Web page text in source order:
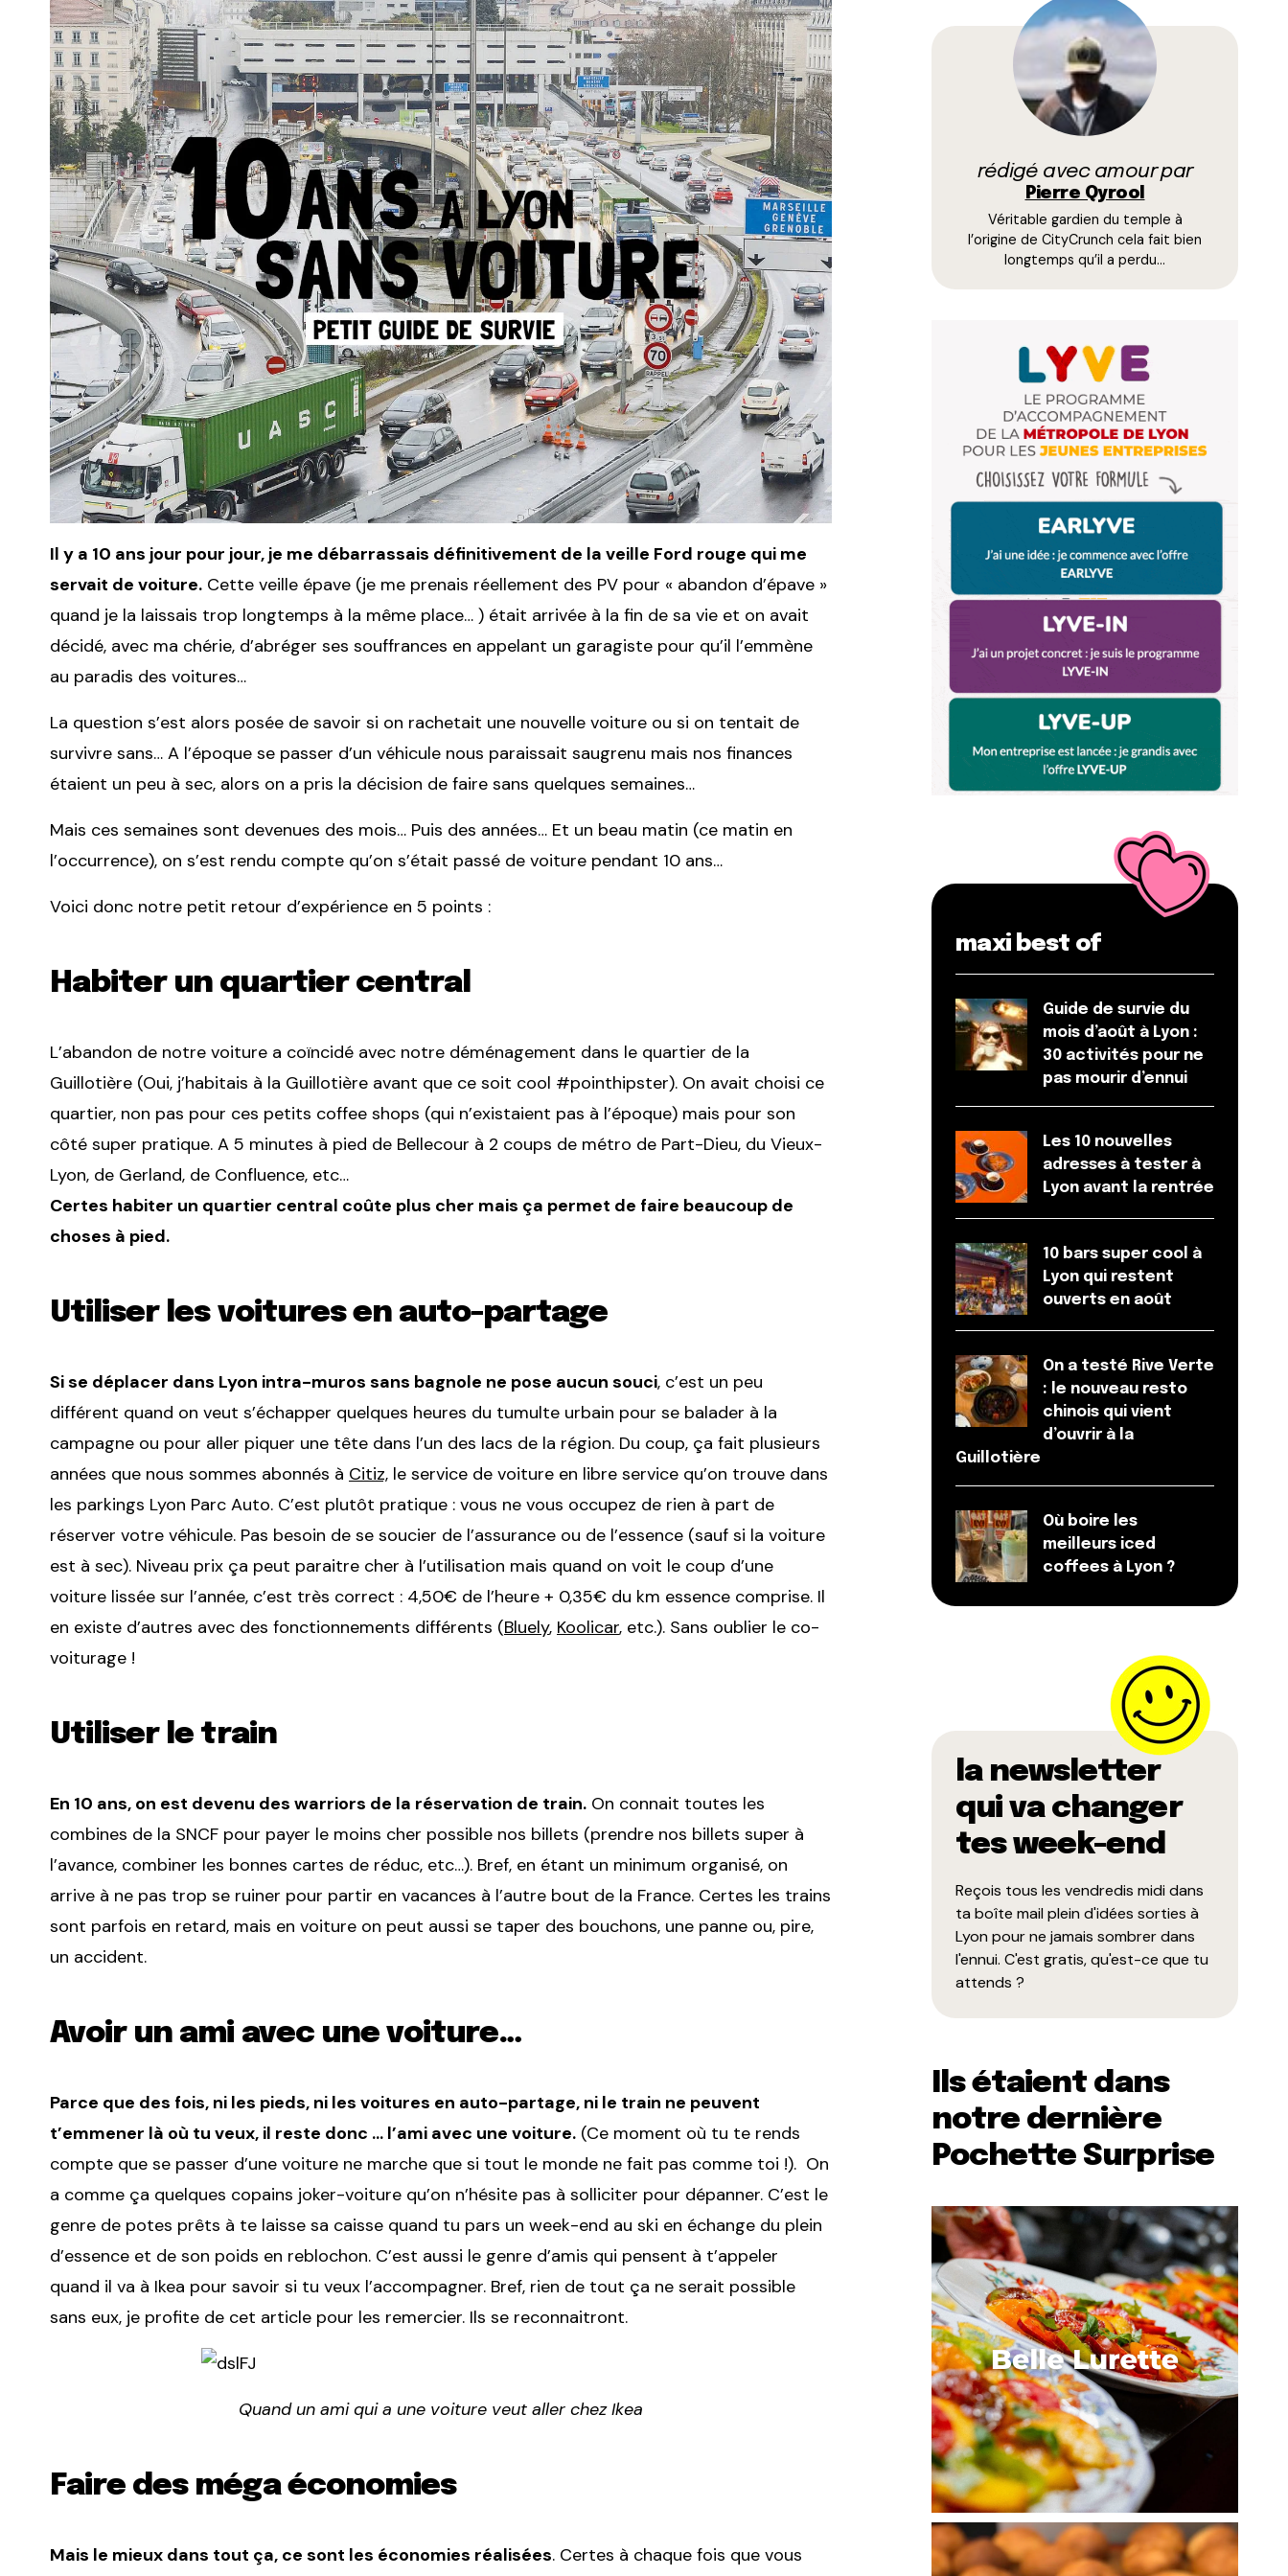
Il y a 10 ans jour pour jour, je me débarrassais définitivement de la veille Ford rouge qui me
servait de voiture. Cette veille épave (je me prenais réellement des PV pour « abandon d’épave »
quand je la laissais trop longtemps à la même place… ) était arrivée à la fin de sa vie et on avait
décidé, avec ma chérie, d’abréger ses souffrances en appelant un garagiste pour qu’il l’emmène
au paradis des voitures…
La question s’est alors posée de savoir si on rachetait une nouvelle voiture ou si on tentait de
survivre sans… A l’époque se passer d’un véhicule nous paraissait saugrenu mais nos finances
étaient un peu à sec, alors on a pris la décision de faire sans quelques semaines…
Mais ces semaines sont devenues des mois… Puis des années… Et un beau matin (ce matin en
l’occurrence), on s’est rendu compte qu’on s’était passé de voiture pendant 10 ans…
Voici donc notre petit retour d’expérience en 5 points :
Habiter un quartier central
L’abandon de notre voiture a coïncidé avec notre déménagement dans le quartier de la
Guillotière (Oui, j’habitais à la Guillotière avant que ce soit cool #pointhipster). On avait choisi ce
quartier, non pas pour ces petits coffee shops (qui n’existaient pas à l’époque) mais pour son
côté super pratique. A 5 minutes à pied de Bellecour à 2 coups de métro de Part-Dieu, du Vieux-
Lyon, de Gerland, de Confluence, etc…
Certes habiter un quartier central coûte plus cher mais ça permet de faire beaucoup de
choses à pied.
Utiliser les voitures en auto-partage
Si se déplacer dans Lyon intra-muros sans bagnole ne pose aucun souci, c’est un peu
différent quand on veut s’échapper quelques heures du tumulte urbain pour se balader à la
campagne ou pour aller piquer une tête dans l’un des lacs de la région. Du coup, ça fait plusieurs
années que nous sommes abonnés à Citiz, le service de voiture en libre service qu’on trouve dans
les parkings Lyon Parc Auto. C’est plutôt pratique : vous ne vous occupez de rien à part de
réserver votre véhicule. Pas besoin de se soucier de l’assurance ou de l’essence (sauf si la voiture
est à sec). Niveau prix ça peut paraitre cher à l’utilisation mais quand on voit le coup d’une
voiture lissée sur l’année, c’est très correct : 4,50€ de l’heure + 0,35€ du km essence comprise. Il
en existe d’autres avec des fonctionnements différents (Bluely, Koolicar, etc.). Sans oublier le co-
voiturage !
Utiliser le train
En 10 ans, on est devenu des warriors de la réservation de train. On connait toutes les
combines de la SNCF pour payer le moins cher possible nos billets (prendre nos billets super à
l’avance, combiner les bonnes cartes de réduc, etc…). Bref, en étant un minimum organisé, on
arrive à ne pas trop se ruiner pour partir en vacances à l’autre bout de la France. Certes les trains
sont parfois en retard, mais en voiture on peut aussi se taper des bouchons, une panne ou, pire,
un accident.
Avoir un ami avec une voiture…
Parce que des fois, ni les pieds, ni les voitures en auto-partage, ni le train ne peuvent
t’emmener là où tu veux, il reste donc … l’ami avec une voiture. (Ce moment où tu te rends
compte que se passer d’une voiture ne marche que si tout le monde ne fait pas comme toi !). On
a comme ça quelques copains joker-voiture qu’on n’hésite pas à solliciter pour dépanner. C’est le
genre de potes prêts à te laisse sa caisse quand tu pars un week-end au ski en échange du plein
d’essence et de son poids en reblochon. C’est aussi le genre d’amis qui pensent à t’appeler
quand il va à Ikea pour savoir si tu veux l’accompagner. Bref, rien de tout ça ne serait possible
sans eux, je profite de cet article pour les remercier. Ils se reconnaitront.
Quand un ami qui a une voiture veut aller chez Ikea
Faire des méga économies
Mais le mieux dans tout ça, ce sont les économies réalisées. Certes à chaque fois que vous
rédigé avec amour par
Pierre Qyrool
Véritable gardien du temple à
l’origine de CityCrunch cela fait bien
longtemps qu’il a perdu…
maxi best of
Guide de survie du
mois d’août à Lyon :
30 activités pour ne
pas mourir d’ennui
Les 10 nouvelles
adresses à tester à
Lyon avant la rentrée
10 bars super cool à
Lyon qui restent
ouverts en août
On a testé Rive Verte
: le nouveau resto
chinois qui vient
d’ouvrir à la
Guillotière
Où boire les
meilleurs iced
coffees à Lyon ?
la newsletter
qui va changer
tes week-end
Reçois tous les vendredis midi dans
ta boîte mail plein d'idées sorties à
Lyon pour ne jamais sombrer dans
l'ennui. C'est gratis, qu'est-ce que tu
attends ?
Ils étaient dans
notre dernière
Pochette Surprise